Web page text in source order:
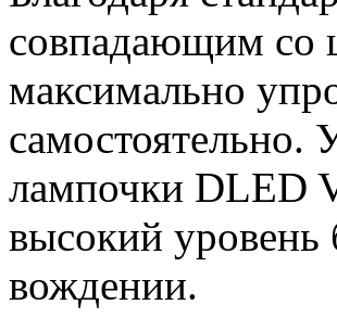
совпадающим со
максимально
самостоятельно.
лампочки DLED
высокий уровень
вождении.